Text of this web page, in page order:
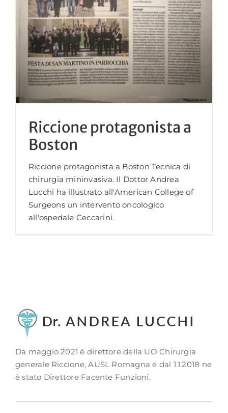
Riccione protagonista a
Boston
Riccione protagonista a Boston Tecnica di
chirurgia mininvasiva. Il Dottor Andrea
Lucchi ha illustrato all'American College of
Surgeons un intervento oncologico
all'ospedale Ceccarini.
Da maggio 2021 è direttore della UO Chirurgia
generale Riccione, AUSL Romagna e dal 1.1.2018 ne
è stato Direttore Facente Funzioni.